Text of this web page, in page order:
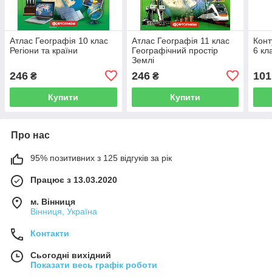
Атлас Географія 10 клас
Регіони та країни
246 ₴
Купити
Атлас Географія 11 клас
Географічний простір
Землі
246₴
Купити
6
101
Про нас
95% позитивних з 125 відгуків за рік
Працює з 13.03.2020
м. Вінниця
Вінниця, Україна
Контакти
Сьогодні вихідний
Показати весь графік роботи